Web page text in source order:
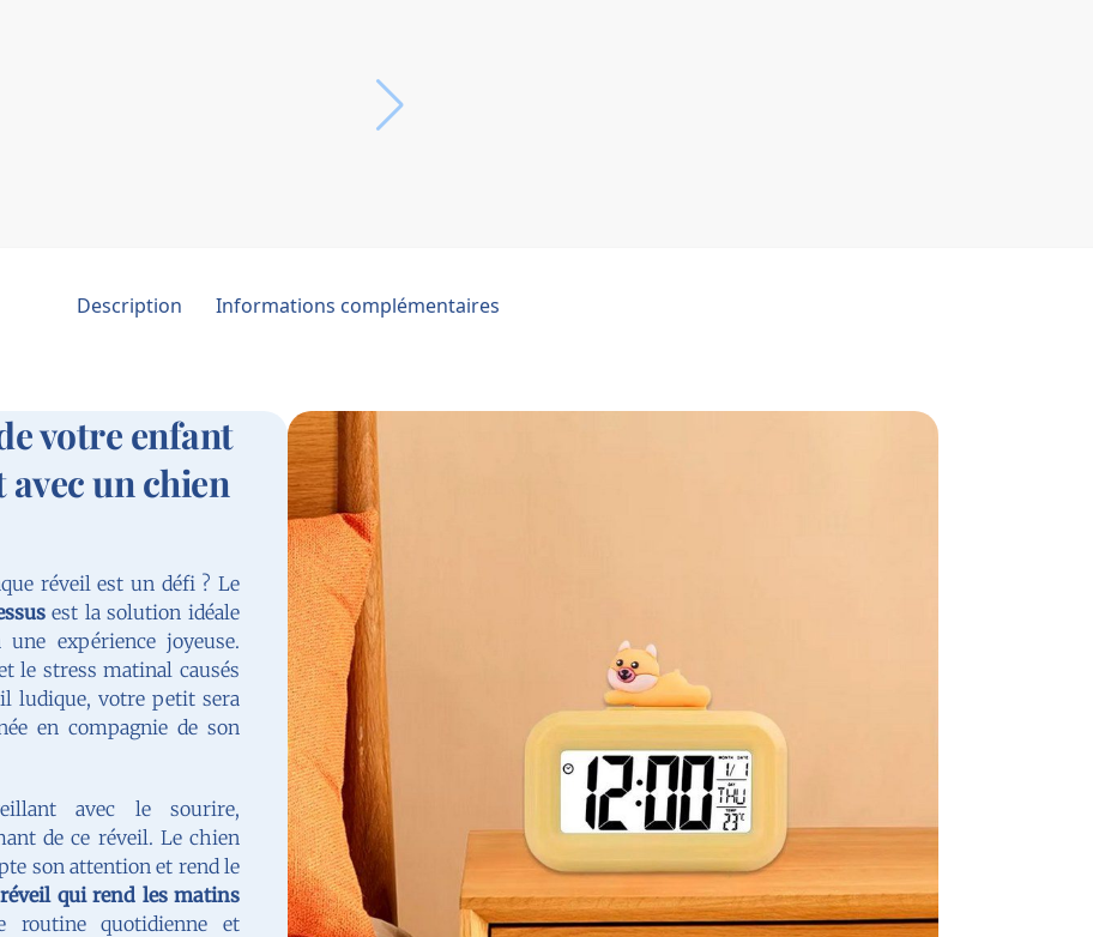
Description Informations complémentaires
votre enfant
avec un chien
réveil est un défi ? Le
est la solution idéale
expérience joyeuse.
le stress matinal causés
ludique, votre petit sera
en compagnie de son
avec le sourire,
de ce réveil. Le chien
son attention et rend le
qui rend les matins
routine quotidienne et